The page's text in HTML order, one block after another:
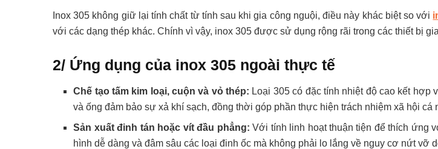
Inox 305 không giữ lại tính chất từ tính sau khi gia công nguội, điều này khác biệt so với
với các dạng thép khác. Chính vì vậy, inox 305 được sử dụng rộng rãi trong các thiết bị
2/ Ứng dụng của inox 305 ngoài thực tế
Chế tạo tấm kim loại, cuộn và vỏ thép: Loại 305 có đặc tính nhiệt độ cao kết hợp
và ống đảm bảo sự xả khí sạch, đồng thời góp phần thực hiện trách nhiệm xã hội cá
Sản xuất đinh tán hoặc vít đầu phẳng: Với tính linh hoạt thuận tiện để thích ứng
hình dễ dàng và đâm sâu các loại đinh ốc mà không phải lo lắng về nguy cơ nứt vỡ